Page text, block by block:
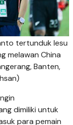
tertunduk lesu
melawan China
Banten,
dimiliki untuk
para pemain